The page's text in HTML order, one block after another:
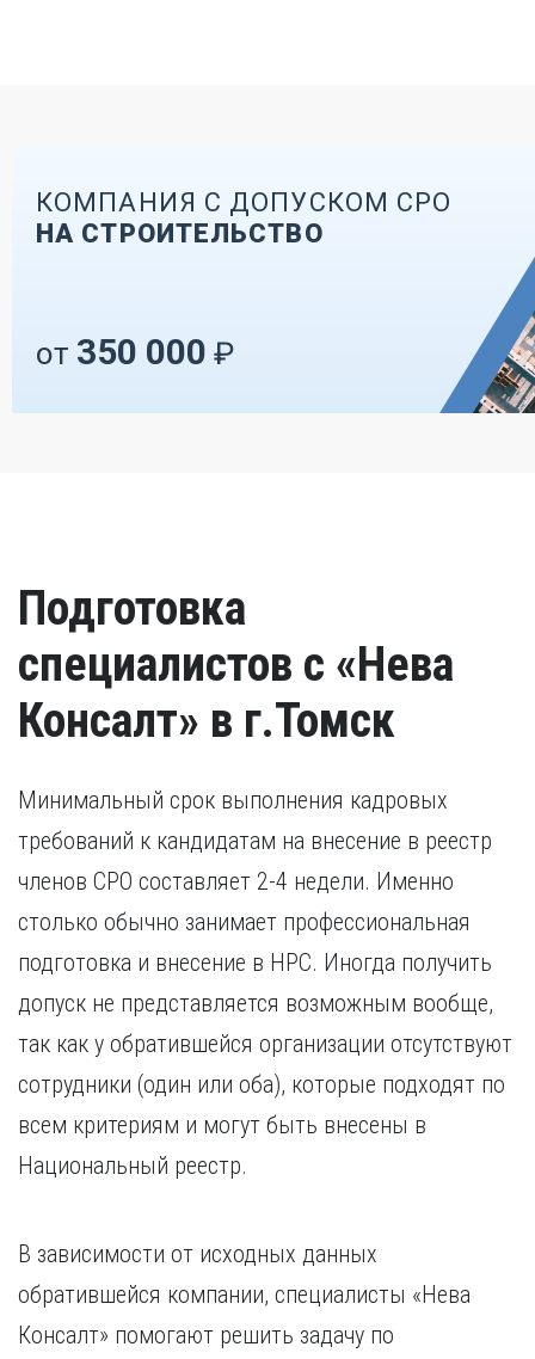
КОМПАНИЯ С ДОПУСКОМ СРО
НА СТРОИТЕЛЬСТВО
от 350 000 ₽
Подготовка
специалистов с «Нева
Консалт» в г.Томск
Минимальный срок выполнения кадровых
требований к кандидатам на внесение в реестр
членов СРО составляет 2-4 недели. Именно
столько обычно занимает профессиональная
подготовка и внесение в НРС. Иногда получить
допуск не представляется возможным вообще,
так как у обратившейся организации отсутствуют
сотрудники (один или оба), которые подходят по
всем критериям и могут быть внесены в
Национальный реестр.
В зависимости от исходных данных
обратившейся компании, специалисты «Нева
Консалт» помогают решить задачу по